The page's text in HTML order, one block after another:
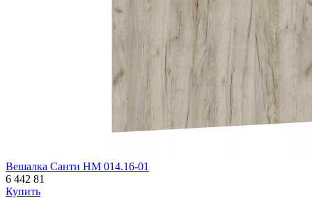
Вешалка Санти НМ 014.16-01
6 442 81
Купить